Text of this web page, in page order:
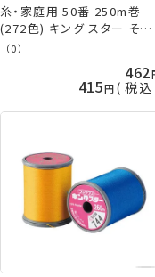
糸・家庭用 50番 250m巻
(272色) キング スター その1
フジックス 手芸の山久
（0）
462
415 税込